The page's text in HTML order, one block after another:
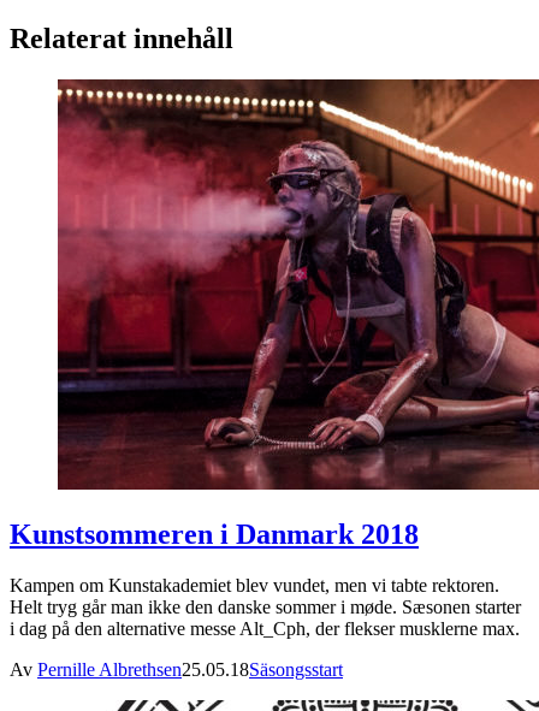
Relaterat innehåll
Kunstsommeren i Danmark 2018
Kampen om Kunstakademiet blev vundet, men vi tabte rektoren.
Helt tryg går man ikke den danske sommer i møde. Sæsonen starter
i dag på den alternative messe Alt_Cph, der flekser musklerne max.
Av Pernille Albrethsen25.05.18Säsongsstart